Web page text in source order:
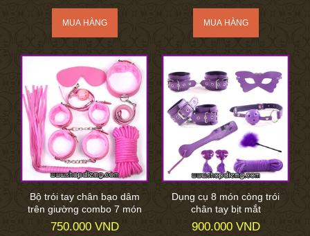
Bộ trói tay chân bạo dâm
trên giường combo 7 món
750.000 VND
Dụng cụ 8 món còng trói
chân tay bịt mắt
900.000 VND